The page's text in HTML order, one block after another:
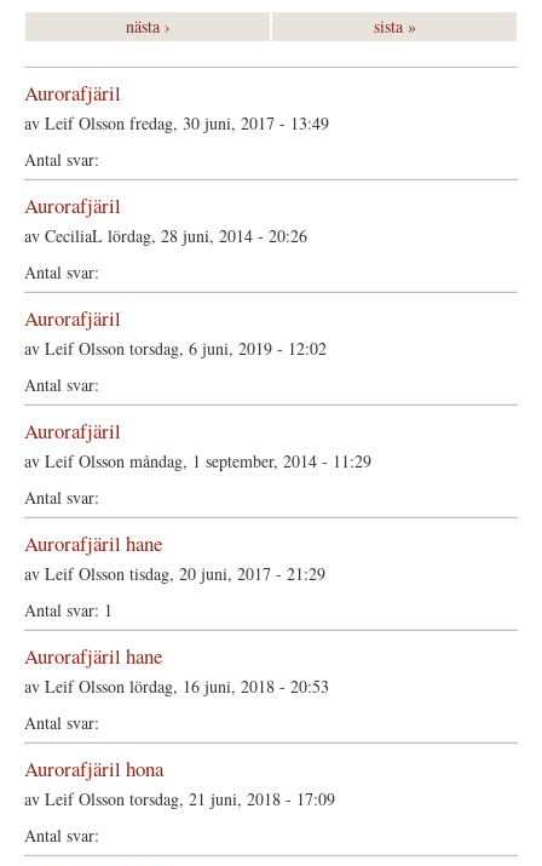
nästa ›
sista »
Aurorafjäril
av Leif Olsson fredag, 30 juni, 2017 - 13:49
Aurorafjäril
av CeciliaL lördag, 28 juni, 2014 - 20:26
Aurorafjäril
av Leif Olsson torsdag, 6 juni, 2019 - 12:02
Aurorafjäril
av Leif Olsson måndag, 1 september, 2014 - 11:29
Aurorafjäril hane
av Leif Olsson tisdag, 20 juni, 2017 - 21:29
1
Aurorafjäril hane
av Leif Olsson lördag, 16 juni, 2018 - 20:53
Aurorafjäril hona
av Leif Olsson torsdag, 21 juni, 2018 - 17:09